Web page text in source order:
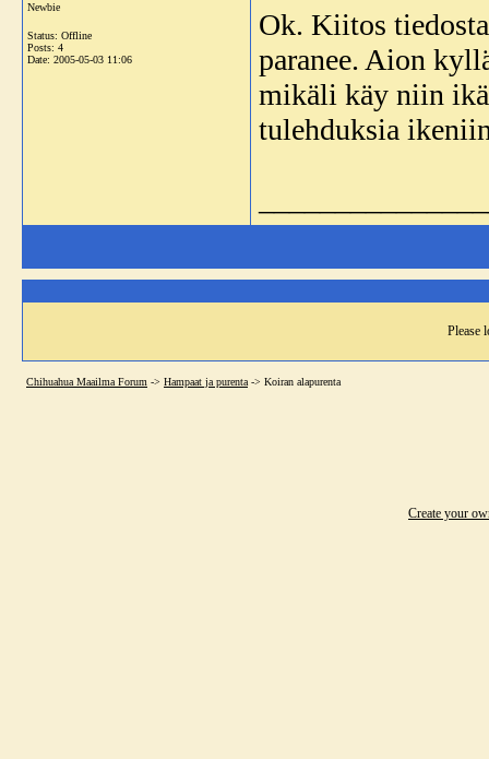
Newbie
Status: Offline
Posts: 4
Date: 2005-05-03 11:06
Ok. Kiitos
paranee. Aion
mikäli käy niin
tulehduksia
Please
Chihuahua Maailma Forum -> Hampaat ja purenta -> Koiran alapurenta
Create your